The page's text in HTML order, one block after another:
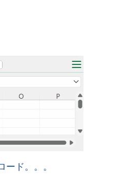
ード。。。